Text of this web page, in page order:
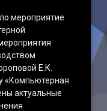
мероприятие
Е.К.
«Компьютерная
актуальные